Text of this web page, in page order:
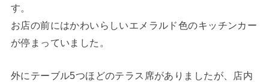
す。
お店の前にはかわいらしいエメラルド色のキッチンカー
が停まっていました。
外にテーブル5つほどのテラス席がありましたが、店内